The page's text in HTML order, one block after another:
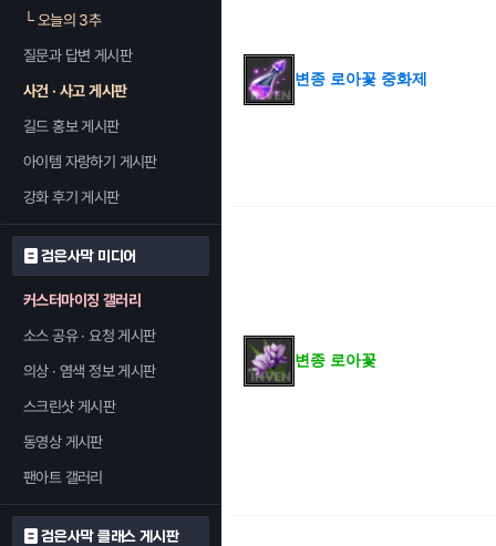
└오늘의 3추
질문과 답변 게시판
사건 · 사고 게시판
길드 홍보 게시판
아이템 자랑하기 게시판
강화 후기 게시판
검은사막 미디어
커스터마이징 갤러리
소스 공유 · 요청 게시판
의상 · 염색 정보 게시판
스크린샷 게시판
동영상 게시판
팬아트 갤러리
검은사막 클래스 게시판
변종 로아꽃 중화제
변종 로아꽃